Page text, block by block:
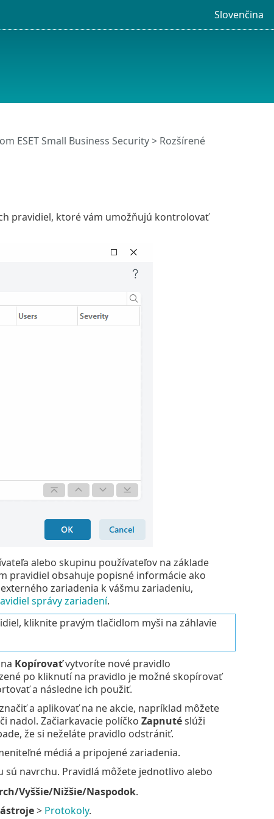
Slovenčina
ESET Small Business Security> Rozšírené
pravidiel, ktoré vám umožňujú kontrolovať
alebo skupinu používateľov na základe
pravidiel obsahuje popisné informácie ako
zariadenia k vášmu zariadeniu,
správy zariadení.
kliknite pravým tlačidlom myši na záhlavie
Kopírovaťvytvoríte nové pravidlo
po kliknutí na pravidlo je možné skopírovať
a následne ich použiť.
a aplikovať na ne akcie, napríklad môžete
nadol. Začiarkavacie políčko Zapnutéslúži
že si neželáte pravidlo odstrániť.
médiá a pripojené zariadenia.
navrchu. Pravidlá môžete jednotlivo alebo
Vyššie/Nižšie/Naspodok.
> Protokoly.